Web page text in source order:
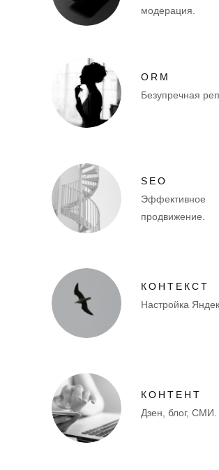
модерация.
Безупречная
Эффективное
продвижение.
ORM
SEO
Настройка
Дзен, блог, СМИ.
КОНТЕКСТ
КОНТЕНТ